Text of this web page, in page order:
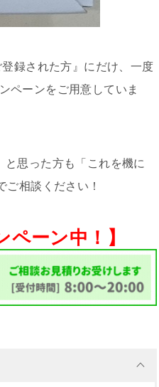
録された方』にだけ、一度
ペーンをご用意していま
と思った方も「これを機に
相談ください！
ーン中！】